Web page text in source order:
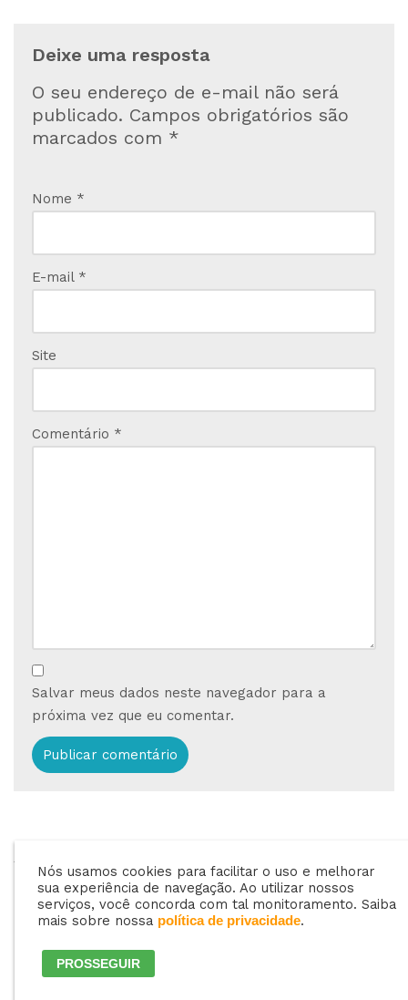
Deixe uma resposta
O seu endereço de e-mail não será
publicado. Campos obrigatórios são
marcados com *
Nome *
E-mail *
Site
Comentário *
Salvar meus dados neste navegador para a
próxima vez que eu comentar.
ANTERIOR
Como evitar fraudes
e golpes no uso do
PIX?
Fracionamento da
venda de gás,
solução ou ameaça?
Nós usamos cookies para facilitar o uso e melhorar
sua experiência de navegação. Ao utilizar nossos
serviços, você concorda com tal monitoramento. Saiba
mais sobre nossa política de privacidade.
PROSSEGUIR